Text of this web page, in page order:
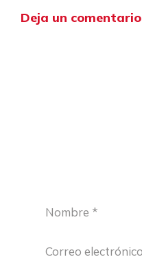
Deja un comentario
electrónico